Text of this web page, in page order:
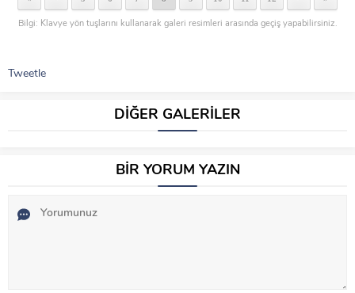
Bilgi: Klavye yön tuşlarını kullanarak galeri resimleri arasında geçiş yapabilirsiniz.
Tweetle
DİĞER GALERİLER
BİR YORUM YAZIN